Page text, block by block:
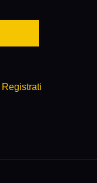
Registrati